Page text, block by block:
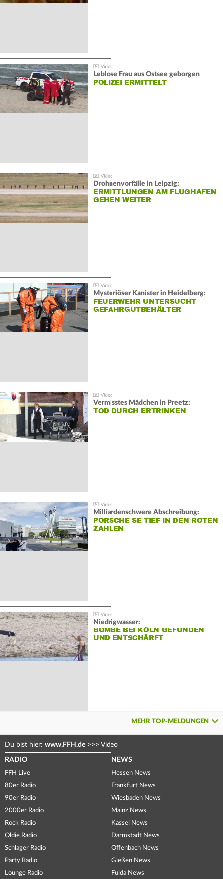
Leblose Frau aus Ostsee geborgen
POLIZEI ERMITTELT
Drohnenvorfälle in Leipzig:
ERMITTLUNGEN AM FLUGHAFEN
GEHEN WEITER
Mysteriöser Kanister in Heidelberg:
FEUERWEHR UNTERSUCHT
GEFAHRGUTBEHÄLTER
Vermisstes Mädchen in Preetz:
TOD DURCH ERTRINKEN
Milliardenschwere Abschreibung:
PORSCHE SE TIEF IN DEN ROTEN
ZAHLEN
Niedrigwasser:
BOMBE BEI KÖLN GEFUNDEN
UND ENTSCHÄRFT
MEHR TOP-MELDUNGEN
Du bist hier: www.FFH.de >>> Video
RADIO
FFH Live
80er Radio
90er Radio
2000er Radio
Rock Radio
Oldie Radio
Schlager Radio
Party Radio
Lounge Radio
NEWS
Hessen News
Frankfurt News
Wiesbaden News
Mainz News
Kassel News
Darmstadt News
Offenbach News
Gießen News
Fulda News